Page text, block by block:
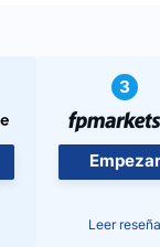
3
Empezar
Leer reseña